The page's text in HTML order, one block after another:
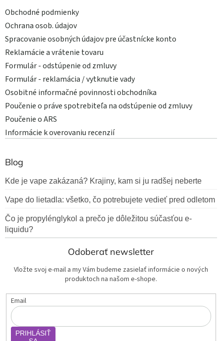
Obchodné podmienky
Ochrana osob. údajov
Spracovanie osobných údajov pre účastnícke konto
Reklamácie a vrátenie tovaru
Formulár - odstúpenie od zmluvy
Formulár - reklamácia / vytknutie vady
Osobitné informačné povinnosti obchodníka
Poučenie o práve spotrebiteľa na odstúpenie od zmluvy
Poučenie o ARS
Informácie k overovaniu recenzií
Blog
Kde je vape zakázaná? Krajiny, kam si ju radšej neberte
Vape do lietadla: všetko, čo potrebujete vedieť pred odletom
Čo je propylénglykol a prečo je dôležitou súčasťou e-
liquidu?
Odoberať newsletter
Vložte svoj e-mail a my Vám budeme zasielať informácie o nových
produktoch na našom e-shope.
Email
PRIHLÁSIŤ